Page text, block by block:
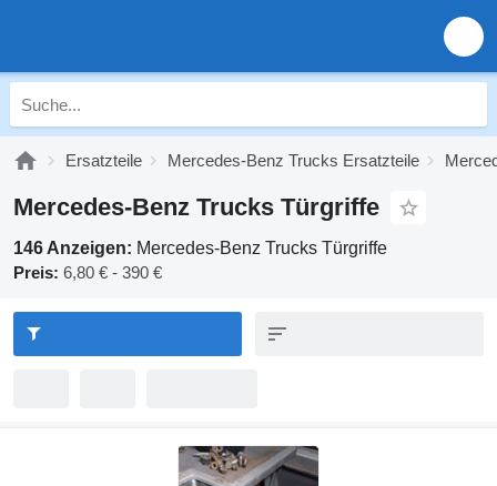
Ersatzteile Mercedes-Benz Trucks Ersatzteile
Mercedes-Benz Trucks Türgriffe
146 Anzeigen: Mercedes-Benz Trucks Türgriffe
Preis: 6,80 € - 390 €